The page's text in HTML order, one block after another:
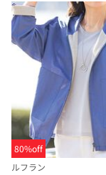
80%off
ルフラン